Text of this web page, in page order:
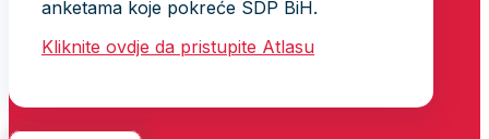
anketama koje pokreće SDP BiH.
Kliknite ovdje da pristupite Atlasu